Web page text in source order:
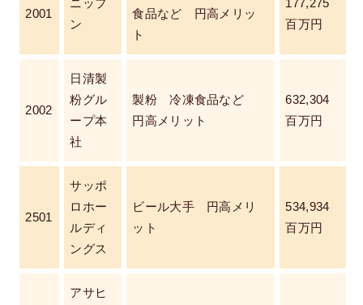
2001
ニップ
ン
食品など 円高メリッ
ト
177,275
百万円
2002
日清製
粉グル
ープ本
社
製粉 冷凍食品など
円高メリット
632,304
百万円
2501
サッポ
ロホー
ルディ
ングス
ビール大手 円高メリ
ット
534,934
百万円
アサヒ